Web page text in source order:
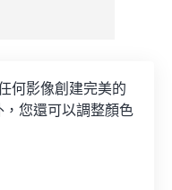
何影像創建完美的
，您還可以調整顏色